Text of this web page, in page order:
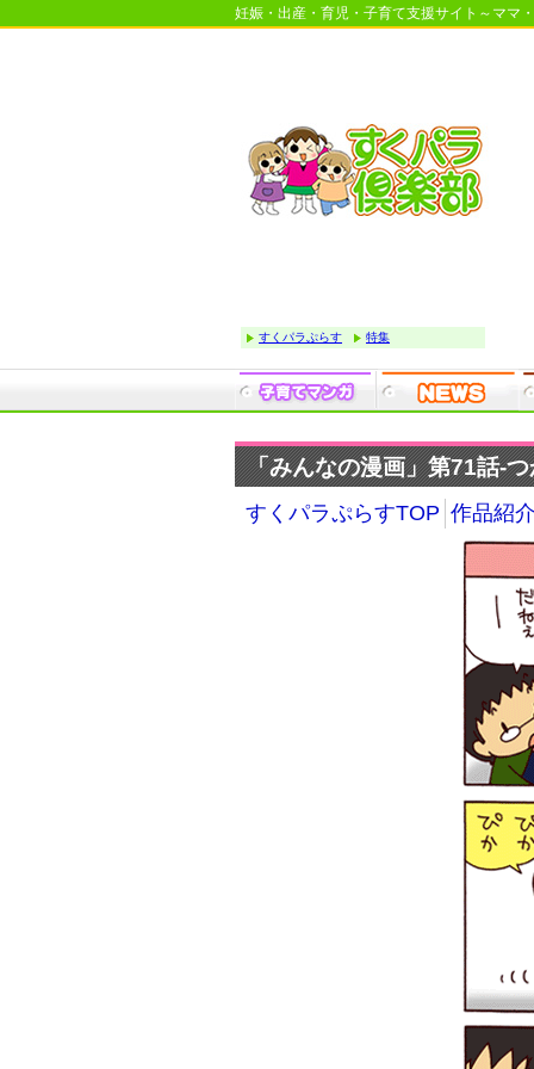
妊娠・出産・育児・子育て支援サイト～ママ
すくパラぷらす 特集
「みんなの漫画」第71話-
すくパラぷらすTOP 作品紹